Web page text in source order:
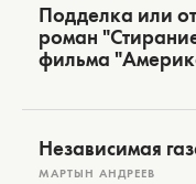
Подделка или
роман
фильма
Независимая
МАРТЫН АНДРЕЕВ